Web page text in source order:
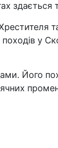
здається
у
Його